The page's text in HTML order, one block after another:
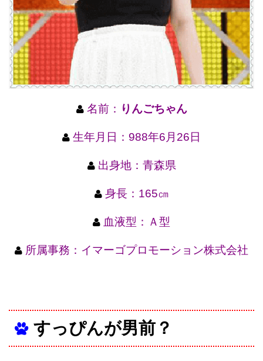
名前： りんごちゃん
生年月日：988年6月26日
出身地：青森県
身長：165㎝
血液型：Ａ型
所属事務：イマーゴプロモーション株式会社
すっぴんが男前？